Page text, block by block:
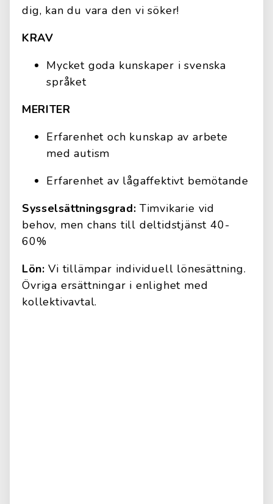
dig, kan du vara den vi söker!
KRAV
Mycket goda kunskaper i svenska
språket
MERITER
Erfarenhet och kunskap av arbete
med autism
Erfarenhet av lågaffektivt bemötande
Sysselsättningsgrad: Timvikarie vid
behov, men chans till deltidstjänst 40-
60%
Lön:Vi tillämpar individuell lönesättning.
Övriga ersättningar i enlighet med
kollektivavtal.